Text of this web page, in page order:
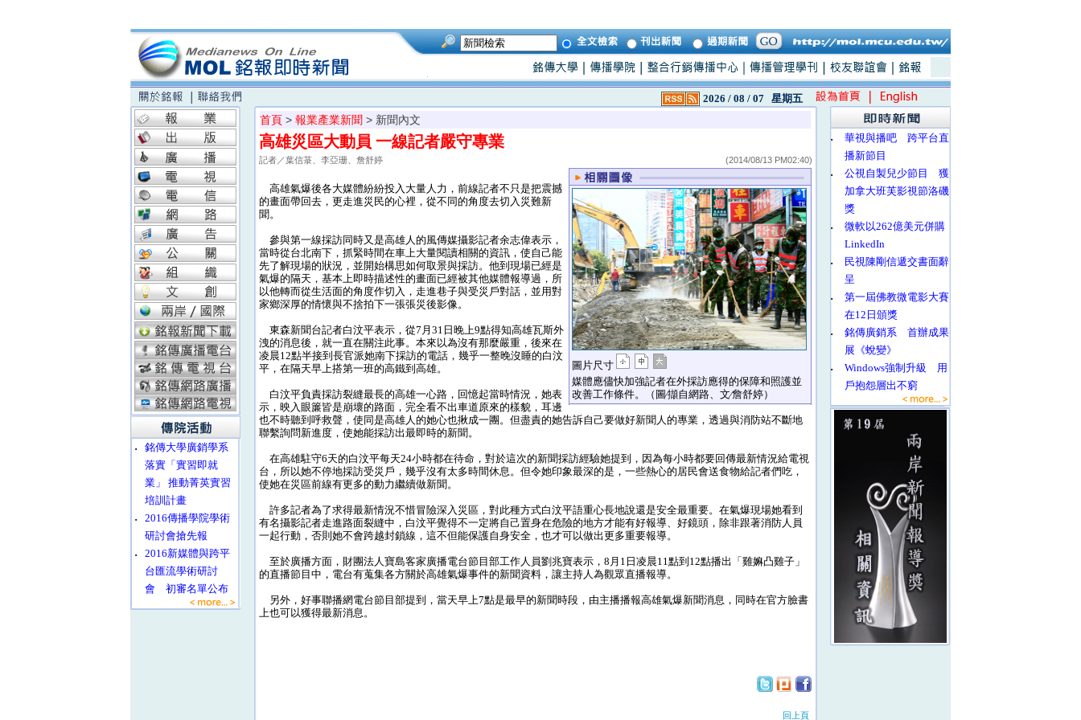
2026 / 08 / 07 星期五
‧
銘傳大學廣銷學系
落實「實習即就
業」 推動菁英實習
培訓計畫
‧
2016傳播學院學術
研討會搶先報
‧
2016新媒體與跨平
台匯流學術研討
會 初審名單公布
首頁 > 報業產業新聞 > 新聞內文
高雄災區大動員 一線記者嚴守專業
記者／葉信菉、李亞珊、詹舒婷 (2014/08/13 PM02:40)
圖片尺寸
媒體應儘快加強記者在外採訪應得的保障和照護並
改善工作條件。（圖∕擷自網路、文∕詹舒婷）
高雄氣爆後各大媒體紛紛投入大量人力，前線記者不只是把震撼
的畫面帶回去，更走進災民的心裡，從不同的角度去切入災難新
聞。
參與第一線採訪同時又是高雄人的風傳媒攝影記者余志偉表示，
當時從台北南下，抓緊時間在車上大量閱讀相關的資訊，使自己能
先了解現場的狀況，並開始構思如何取景與採訪。他到現場已經是
氣爆的隔天，基本上即時描述性的畫面已經被其他媒體報導過，所
以他轉而從生活面的角度作切入，走進巷子與受災戶對話，並用對
家鄉深厚的情懷與不捨拍下一張張災後影像。
東森新聞台記者白汶平表示，從7月31日晚上9點得知高雄瓦斯外
洩的消息後，就一直在關注此事。本來以為沒有那麼嚴重，後來在
凌晨12點半接到長官派她南下採訪的電話，幾乎一整晚沒睡的白汶
平，在隔天早上搭第一班的高鐵到高雄。
白汶平負責採訪裂縫最長的高雄一心路，回憶起當時情況，她表
示，映入眼簾皆是崩壞的路面，完全看不出車道原來的樣貌，耳邊
也不時聽到呼救聲，使同是高雄人的她心也揪成一團。但盡責的她告訴自己要做好新聞人的專業，透過與消防站不斷地
聯繫詢問新進度，使她能採訪出最即時的新聞。
在高雄駐守6天的白汶平每天24小時都在待命，對於這次的新聞採訪經驗她提到，因為每小時都要回傳最新情況給電視
台，所以她不停地採訪受災戶，幾乎沒有太多時間休息。但令她印象最深的是，一些熱心的居民會送食物給記者們吃，
使她在災區前線有更多的動力繼續做新聞。
許多記者為了求得最新情況不惜冒險深入災區，對此種方式白汶平語重心長地說還是安全最重要。在氣爆現場她看到
有名攝影記者走進路面裂縫中，白汶平覺得不一定將自己置身在危險的地方才能有好報導、好鏡頭，除非跟著消防人員
一起行動，否則她不會跨越封鎖線，這不但能保護自身安全，也才可以做出更多重要報導。
至於廣播方面，財團法人寶島客家廣播電台節目部工作人員劉兆寶表示，8月1日凌晨11點到12點播出「雞嫲凸雞子」
的直播節目中，電台有蒐集各方關於高雄氣爆事件的新聞資料，讓主持人為觀眾直播報導。
另外，好事聯播網電台節目部提到，當天早上7點是最早的新聞時段，由主播播報高雄氣爆新聞消息，同時在官方臉書
上也可以獲得最新消息。
回上頁
‧
華視與播吧 跨平台直
播新節目
‧
公視自製兒少節目 獲
加拿大班芙影視節洛磯
獎
‧
微軟以262億美元併購
LinkedIn
‧
民視陳剛信遞交書面辭
呈
‧
第一屆佛教微電影大賽
在12日頒獎
‧
銘傳廣銷系 首辦成果
展《蛻變》
‧
Windows強制升級 用
戶抱怨層出不窮